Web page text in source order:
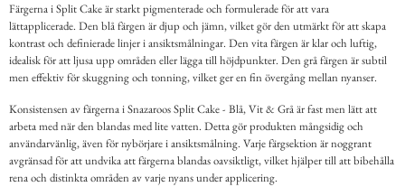
Färgerna i Split Cake är starkt pigmenterade och formulerade för att vara
lättapplicerade. Den blå färgen är djup och jämn, vilket gör den utmärkt för att skapa
kontrast och definierade linjer i ansiktsmålningar. Den vita färgen är klar och luftig,
idealisk för att ljusa upp områden eller lägga till höjdpunkter. Den grå färgen är subtil
men effektiv för skuggning och tonning, vilket ger en fin övergång mellan nyanser.
Konsistensen av färgerna i Snazaroos Split Cake - Blå, Vit & Grå är fast men lätt att
arbeta med när den blandas med lite vatten. Detta gör produkten mångsidig och
användarvänlig, även för nybörjare i ansiktsmålning. Varje färgsektion är noggrant
avgränsad för att undvika att färgerna blandas oavsiktligt, vilket hjälper till att bibehålla
rena och distinkta områden av varje nyans under applicering.